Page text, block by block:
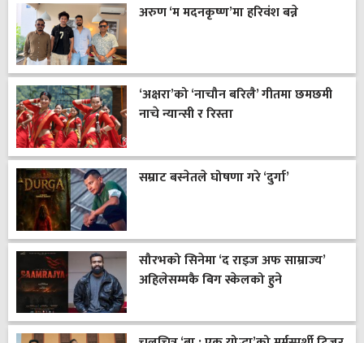
अरुण ‘म मदनकृष्ण’मा हरिवंश बन्ने
‘अक्षरा’को ‘नाचौन बरिलै’ गीतमा छमछमी
नाचे न्यान्सी र रिस्ता
सम्राट बस्नेतले घोषणा गरे ‘दुर्गा’
सौरभको सिनेमा ‘द राइज अफ साम्राज्य’
अहिलेसम्मकै बिग स्केलको हुने